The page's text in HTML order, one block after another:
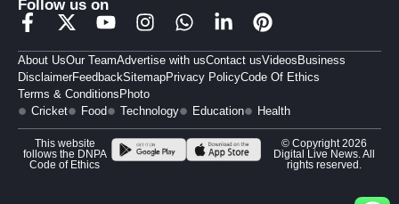
Follow us on
About UsOur TeamAdvertise with usContact usVideos Business
DisclaimerFeedbackSitemapPrivacy PolicyCode Of Ethics
Terms & Conditions Photo
Cricket
Food Technology Education Health
This website
follows the DNPA
Code of Ethics
© Copyright 2026
Digital Live News. All
rights reserved.